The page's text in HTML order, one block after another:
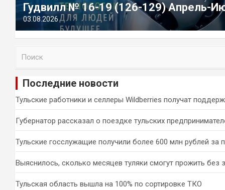
Гудвилл № 16-19 (126-129) Апрель-
03.08.2026
и
Последние новости
Тульские работники и селлеры Wildberries получат
Губернатор рассказал о поездке тульских
Тульские госслужащие получили более 600 млн рублей за
Выяснилось, сколько месяцев туляки смогут прожить без
Тульская область вышла на 100% по сортировке ТКО